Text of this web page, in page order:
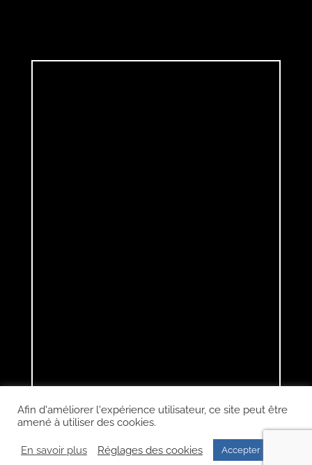
Maître Frédéric SALVY – Avocat à Rodez|Mentions légales
Afin d'améliorer l'expérience utilisateur, ce site peut être
amené à utiliser des cookies.
En savoir plus Réglages des cookies Accepter